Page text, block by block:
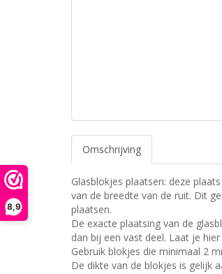
8,9
Omschrijving
Glasblokjes plaatsen: deze
van de breedte van de ruit. Dit
plaatsen.
De exacte plaatsing van de
dan bij een vast deel. Laat je
Gebruik blokjes die minimaal 2
De dikte van de blokjes is gelijk